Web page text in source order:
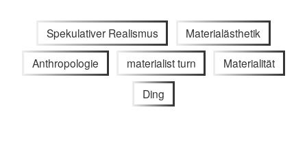
Spekulativer Realismus Materialästhetik
Anthropologie materialist turn Materialität
Ding